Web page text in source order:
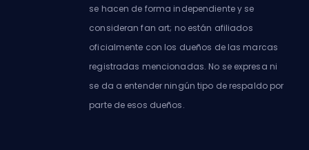
se hacen de forma independiente y se
consideran fan art; no están afiliados
oficialmente con los dueños de las marcas
registradas mencionadas. No se expresa ni
se da a entender ningún tipo de respaldo por
parte de esos dueños.